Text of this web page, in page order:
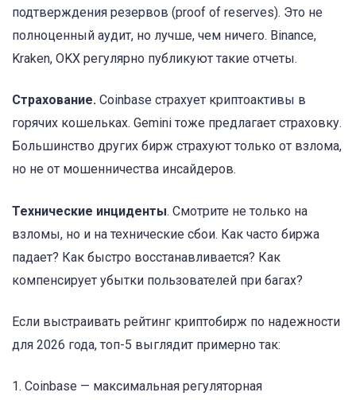
подтверждения резервов (proof of reserves). Это не
полноценный аудит, но лучше, чем ничего. Binance,
Kraken, OKX регулярно публикуют такие отчеты.
Страхование. Coinbase страхует криптоактивы в
горячих кошельках. Gemini тоже предлагает страховку.
Большинство других бирж страхуют только от взлома,
но не от мошенничества инсайдеров.
Технические инциденты. Смотрите не только на
взломы, но и на технические сбои. Как часто биржа
падает? Как быстро восстанавливается? Как
компенсирует убытки пользователей при багах?
Если выстраивать рейтинг криптобирж по надежности
для 2026 года, топ-5 выглядит примерно так:
1. Coinbase — максимальная регуляторная